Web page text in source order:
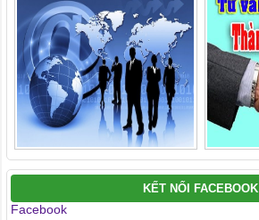
KẾT NỐI FACEBOOK
Facebook